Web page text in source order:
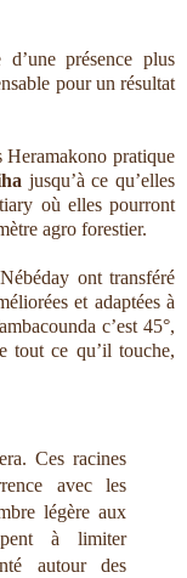
présence plus
pour un résultat
Heramakono pratique
jusqu’à ce qu’elles
où elles pourront
agro forestier.
ont transféré
et adaptées à
c’est 45°,
tout ce qu’il touche,
Ces racines
avec les
légère aux
à limiter
autour des